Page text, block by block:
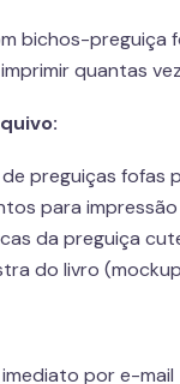
bichos-preguiça
quantas
preguiças fofas
para impressão
da preguiça
do livro
por e-mail